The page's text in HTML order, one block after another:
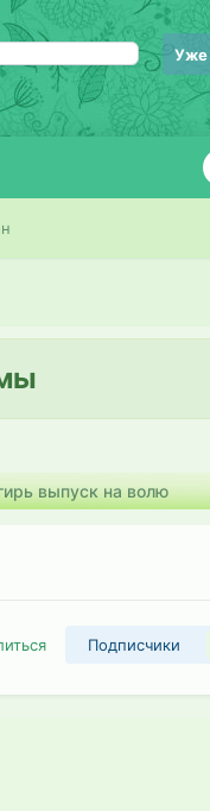
Уже
выпуск на волю
Подписчики